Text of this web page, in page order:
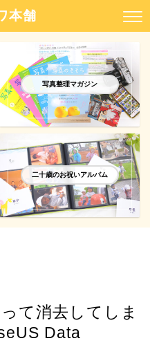
本舗
写真整理マガジン
二十歳のお祝いアルバム
て消去してしま
Data